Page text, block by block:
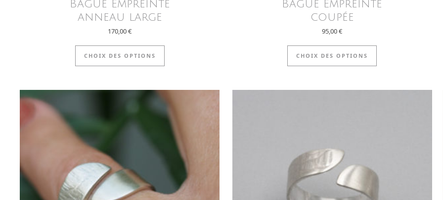
Bague Empreinte
anneau large
170,00€
CHOIX DES OPTIONS
Ce produit a plusieurs variations. Les options peuvent être choisies sur la
Bague Empreinte
coupée
95,00€
CHOIX DES OPTIONS
Ce produit a